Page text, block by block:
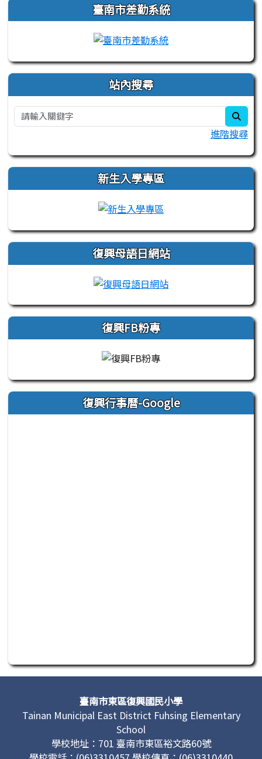
臺南市差勤系統
站內搜尋
進階搜尋
新生入學專區
復興母語日網站
link to https://
復興FB粉專
復興行事曆-Google
此為活動行程日曆，若無法正常讀取或操作，請聯繫管理單
頁尾區域內容臺南市東區復興國民小學
Tainan Municipal East District Fuhsing Elementary
School
學校地址：701 臺南市東區裕文路60號